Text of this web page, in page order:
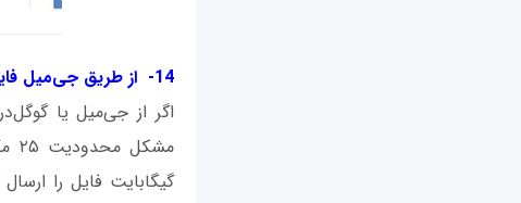
14- از طریق جی‌میل فایل‌های خود را مستقیماً به اشتراک بگذارید
اگر از جی‌میل یا
گیگابایت فایل را